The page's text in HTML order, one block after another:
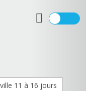
11 à 16 jours